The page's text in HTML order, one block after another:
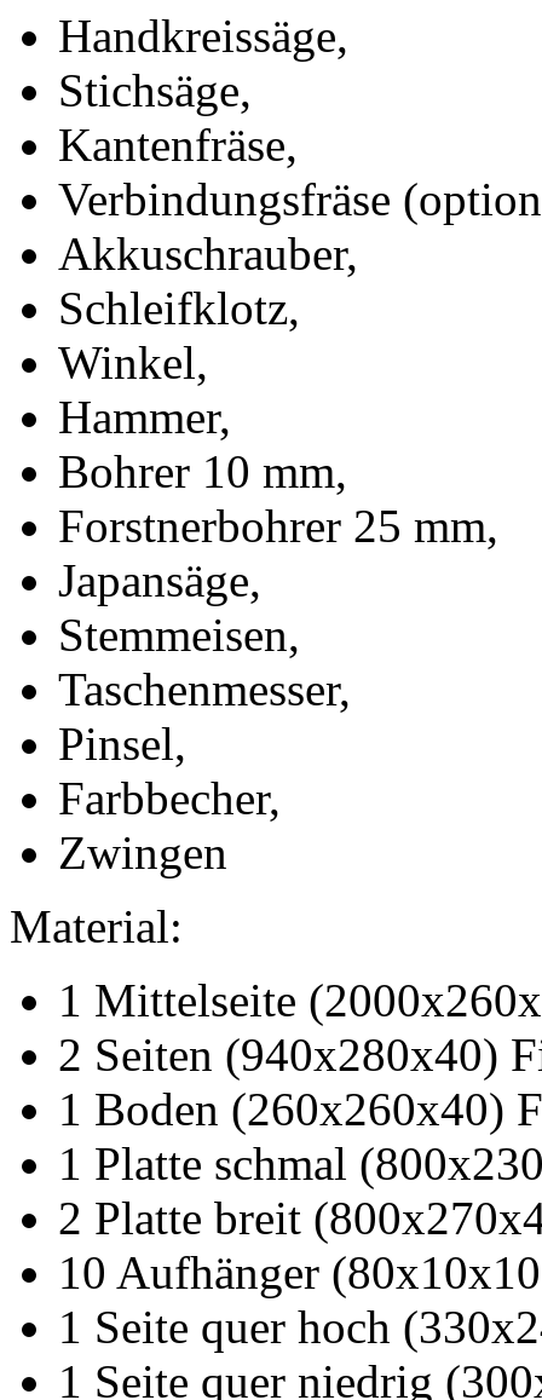
Handkreissäge,
Stichsäge,
Kantenfräse,
Verbindungsfräse
Akkuschrauber,
Schleifklotz,
Winkel,
Hammer,
Bohrer 10 mm,
Forstnerbohrer 25 mm,
Japansäge,
Stemmeisen,
Taschenmesser,
Pinsel,
Farbbecher,
Zwingen
Material:
1 Mittelseite
2 Seiten (940x280x40)
1 Boden (260x260x40)
1 Platte schmal
2 Platte breit
10 Aufhänger
1 Seite quer hoch
1 Seite quer niedrig